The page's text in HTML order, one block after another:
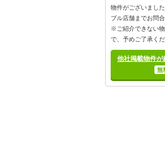
物件がございまし
ブル店舗までお問合
※ご紹介できない
で、予めご了承くだ
他社掲載物件が
無